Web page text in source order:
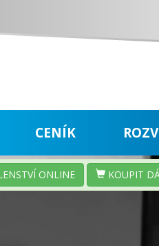
CENÍK
ONLINE KOUPIT